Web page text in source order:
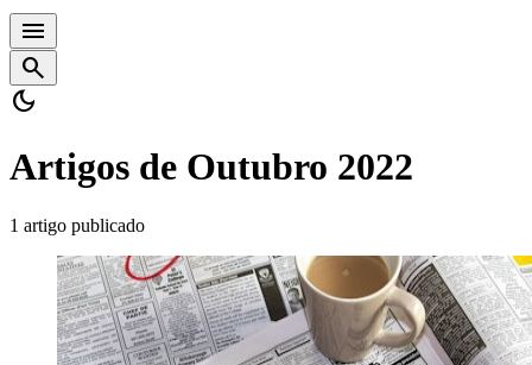
menu
search
dark_mode
Artigos de Outubro 2022
1 artigo publicado